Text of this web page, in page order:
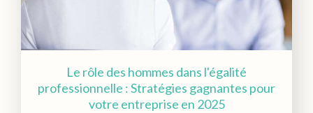
Le rôle des hommes dans l'égalité
professionnelle : Stratégies gagnantes pour
votre entreprise en 2025